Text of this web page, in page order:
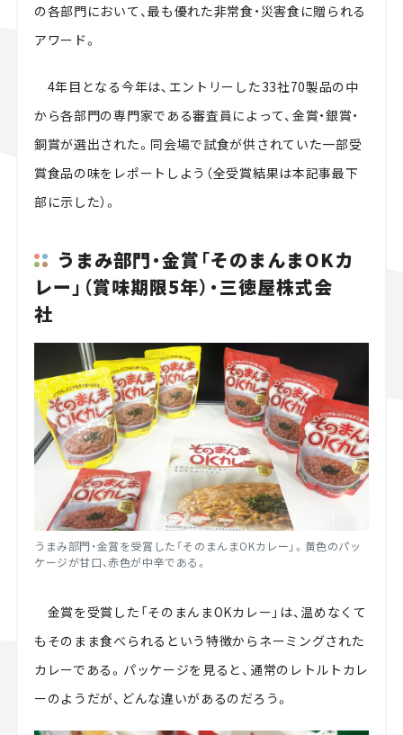
の各部門において、最も優れた非常食・災害食に贈られる
アワード。
4年目となる今年は、エントリーした33社70製品の中
から各部門の専門家である審査員によって、金賞・銀賞・
銅賞が選出された。同会場で試食が供されていた一部受
賞食品の味をレポートしよう（全受賞結果は本記事最下
部に示した）。
うまみ部門・金賞「そのまんまOKカ
レー」（賞味期限5年）・三徳屋株式会
社
うまみ部門・金賞を受賞した「そのまんまOKカレー」。黄色のパッ
ケージが甘口、赤色が中辛である。
金賞を受賞した「そのまんまOKカレー」は、温めなくて
もそのまま食べられるという特徴からネーミングされた
カレーである。パッケージを見ると、通常のレトルトカレ
ーのようだが、どんな違いがあるのだろう。